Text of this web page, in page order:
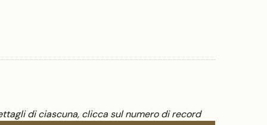
di ciascuna, clicca sul numero di record